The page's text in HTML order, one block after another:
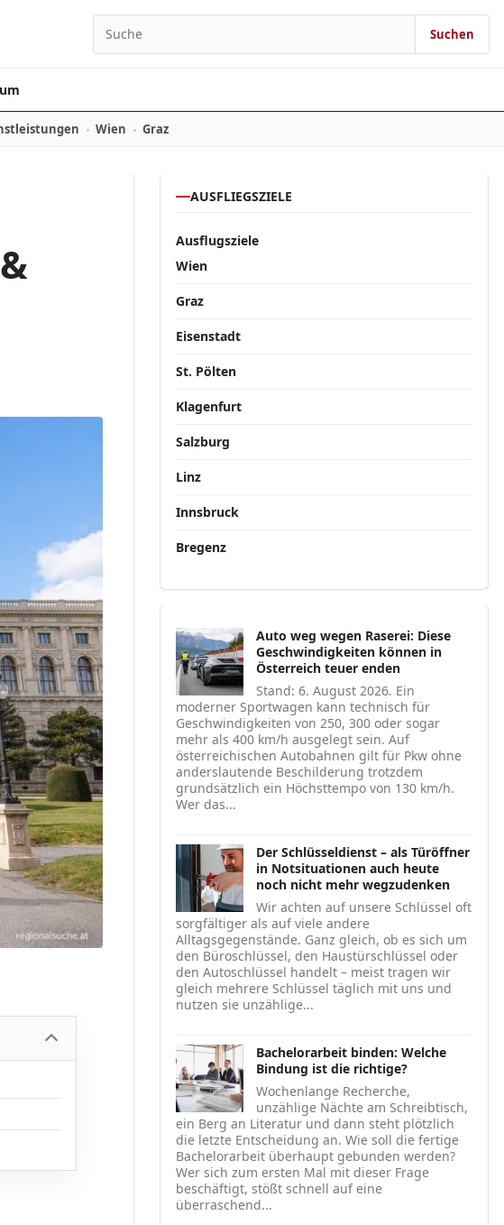
Suchen nach:
Suchen
Wien Graz
AUSFLIEGSZIELE
Ausflugsziele
Wien
Graz
Eisenstadt
St. Pölten
Klagenfurt
Salzburg
Linz
Innsbruck
Bregenz
Auto weg wegen Raserei: Diese
Geschwindigkeiten können in
Österreich teuer enden
Stand: 6. August 2026. Ein
moderner Sportwagen kann technisch für
Geschwindigkeiten von 250, 300 oder sogar
mehr als 400 km/h ausgelegt sein. Auf
österreichischen Autobahnen gilt für Pkw ohne
anderslautende Beschilderung trotzdem
grundsätzlich ein Höchsttempo von 130 km/h.
Wer das...
Der Schlüsseldienst – als Türöffner
in Notsituationen auch heute
noch nicht mehr wegzudenken
Wir achten auf unsere Schlüssel oft
sorgfältiger als auf viele andere
Alltagsgegenstände. Ganz gleich, ob es sich um
den Büroschlüssel, den Haustürschlüssel oder
den Autoschlüssel handelt – meist tragen wir
gleich mehrere Schlüssel täglich mit uns und
nutzen sie unzählige...
Bachelorarbeit binden: Welche
Bindung ist die richtige?
Wochenlange Recherche,
unzählige Nächte am Schreibtisch,
ein Berg an Literatur und dann steht plötzlich
die letzte Entscheidung an. Wie soll die fertige
Bachelorarbeit überhaupt gebunden werden?
Wer sich zum ersten Mal mit dieser Frage
beschäftigt, stößt schnell auf eine
überraschend...